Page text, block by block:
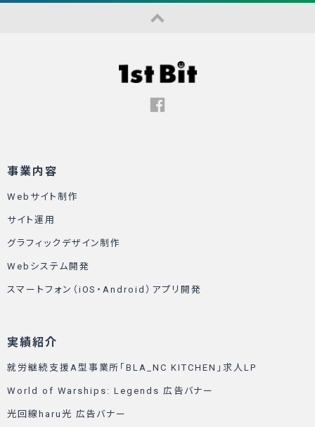
事業内容
Webサイト制作
サイト運用
グラフィックデザイン制作
Webシステム開発
スマートフォン（iOS・Android）アプリ開発
実績紹介
就労継続支援A型事業所「BLA_NC KITCHEN」求人LP
World of Warships: Legends 広告バナー
光回線haru光 広告バナー